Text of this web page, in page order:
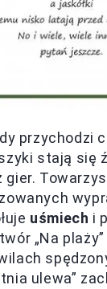
przychodzi
stają się
gier.
uśmiech i
„Na
ulewa”